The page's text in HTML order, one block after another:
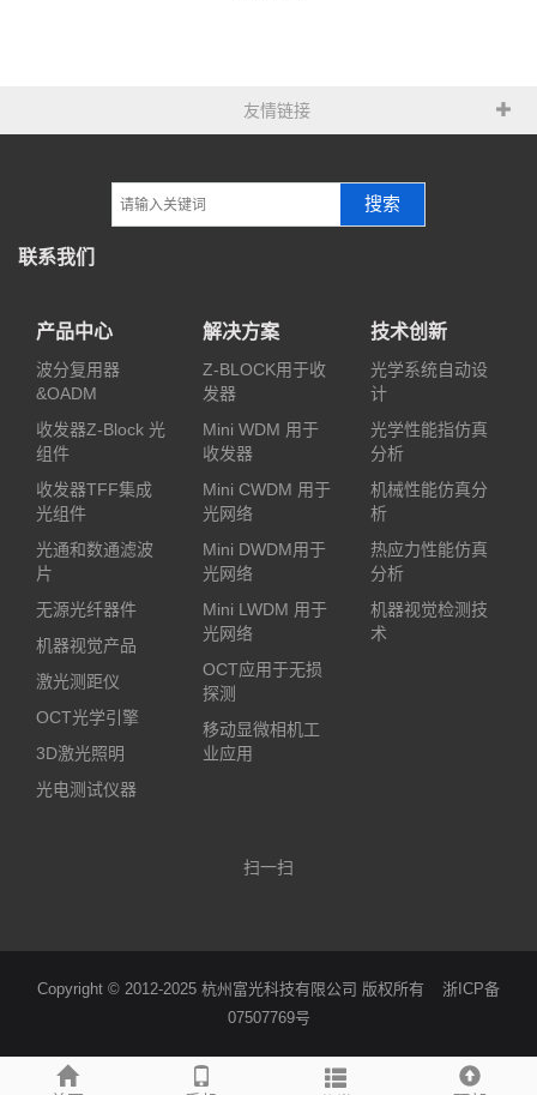
友情链接
搜索
联系我们
产品中心
波分复用器
&OADM
收发器Z-Block 光
组件
收发器TFF集成
光组件
光通和数通滤波
片
无源光纤器件
机器视觉产品
激光测距仪
OCT光学引擎
3D激光照明
光电测试仪器
解决方案
Z-BLOCK用于收
发器
Mini WDM 用于
收发器
Mini CWDM 用于
光网络
Mini DWDM用于
光网络
Mini LWDM 用于
光网络
OCT应用于无损
探测
移动显微相机工
业应用
技术创新
光学系统自动设
计
光学性能指仿真
分析
机械性能仿真分
析
热应力性能仿真
分析
机器视觉检测技
术
扫一扫
Copyright © 2012-2025 杭州富光科技有限公司 版权所有
浙ICP备
07507769号